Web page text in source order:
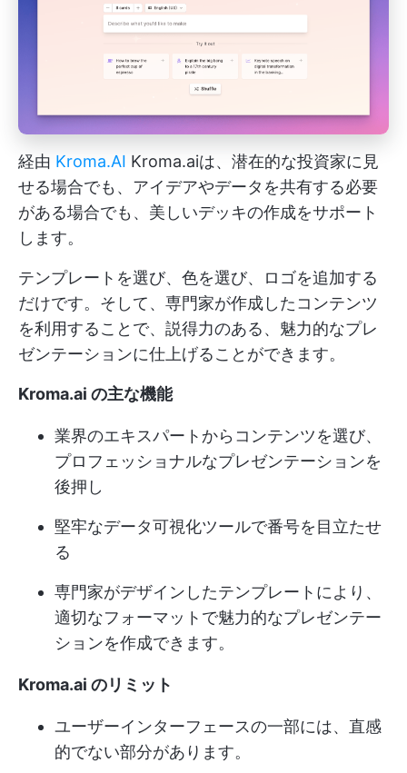
経由 Kroma.AI Kroma.aiは、潜在的な投資家に見
せる場合でも、アイデアやデータを共有する必要
がある場合でも、美しいデッキの作成をサポート
します。
テンプレートを選び、色を選び、ロゴを追加する
だけです。そして、専門家が作成したコンテンツ
を利用することで、説得力のある、魅力的なプレ
ゼンテーションに仕上げることができます。
Kroma.ai の主な機能
業界のエキスパートからコンテンツを選び、
プロフェッショナルなプレゼンテーションを
後押し
堅牢なデータ可視化ツールで番号を目立たせ
る
専門家がデザインしたテンプレートにより、
適切なフォーマットで魅力的なプレゼンテー
ションを作成できます。
Kroma.ai のリミット
ユーザーインターフェースの一部には、直感
的でない部分があります。